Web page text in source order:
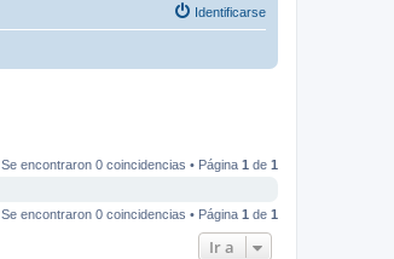
Identificarse
Se encontraron 0 coincidencias • Página 1 de 1
Se encontraron 0 coincidencias • Página 1 de 1
Ir a